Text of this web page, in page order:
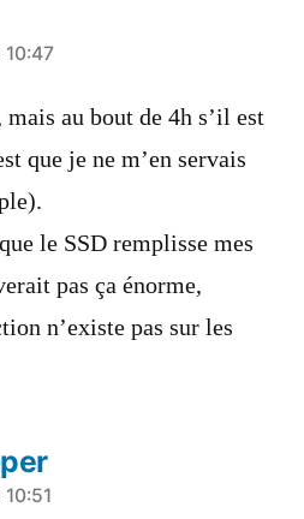
mais au bout de 4h s’il est
que je ne m’en servais
le SSD remplisse mes
pas ça énorme,
n’existe pas sur les